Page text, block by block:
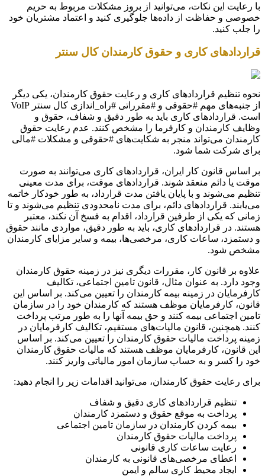
با رعایت این نکات، می‌توانید از بروز مشکلات مربوط به حریم
خصوصی و حفاظت از داده‌ها جلوگیری کنید و اعتماد مشتریان خود
را جلب کنید.
قراردادهای کاری و حقوق کارمندان کال سنتر
نحوه تنظیم قراردادهای کاری و رعایت حقوق کارمندان، یکی دیگر
از جنبه‌های مهم #حقوقی و #مقرراتی #راه_اندازی کال سنتر VoIP
است. قراردادهای کاری باید به طور دقیق و شفاف، حقوق و
وظایف کارمندان و کارفرما را مشخص کنند. عدم رعایت حقوق
کارمندان می‌تواند منجر به شکایت‌های #حقوقی و مشکلات #مالی
برای شرکت شما شود.
بر اساس قانون کار ایران، قراردادهای کاری می‌توانند به صورت
موقت یا دائم منعقد شوند. قراردادهای موقت، برای مدت معینی
تنظیم می‌شوند و با پایان یافتن مدت قرارداد، به طور خودکار خاتمه
می‌یابند. قراردادهای دائم، برای مدت نامحدودی تنظیم می‌شوند و تا
زمانی که یکی از طرفین قرارداد، اقدام به فسخ آن نکند، معتبر
هستند. در قراردادهای کاری، باید به طور دقیق، مواردی مانند حقوق
و دستمزد، ساعات کاری، مرخصی‌ها، بیمه و سایر مزایای کارمندان
مشخص شود.
علاوه بر قانون کار، مقررات دیگری نیز در زمینه حقوق کارمندان
وجود دارد. به عنوان مثال، قانون تامین اجتماعی، تکالیف
کارفرمایان در زمینه بیمه کارمندان را تعیین می‌کند. بر اساس این
قانون، کارفرمایان موظف هستند که کارمندان خود را در سازمان
تامین اجتماعی بیمه کنند و حق بیمه آنها را به طور مرتب پرداخت
کنند. همچنین، قانون مالیات‌های مستقیم، تکالیف کارفرمایان در
زمینه پرداخت مالیات حقوق کارمندان را تعیین می‌کند. بر اساس
این قانون، کارفرمایان موظف هستند که مالیات حقوق کارمندان
خود را کسر و به حساب سازمان امور مالیاتی واریز کنند.
برای رعایت حقوق کارمندان، می‌توانید اقدامات زیر را انجام دهید:
تنظیم قراردادهای کاری دقیق و شفاف
پرداخت به موقع حقوق و دستمزد کارمندان
بیمه کردن کارمندان در سازمان تامین اجتماعی
پرداخت مالیات حقوق کارمندان
رعایت ساعات کاری قانونی
اعطای مرخصی‌های قانونی به کارمندان
ایجاد محیط کاری سالم و ایمن